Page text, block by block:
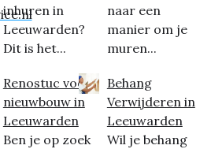
inhuren in
Leeuwarden?
Dit is het...
Renostuc voor
nieuwbouw in
Leeuwarden
Ben je op zoek
naar een
manier om je
muren...
Behang
Verwijderen in
Leeuwarden
Wil je behang